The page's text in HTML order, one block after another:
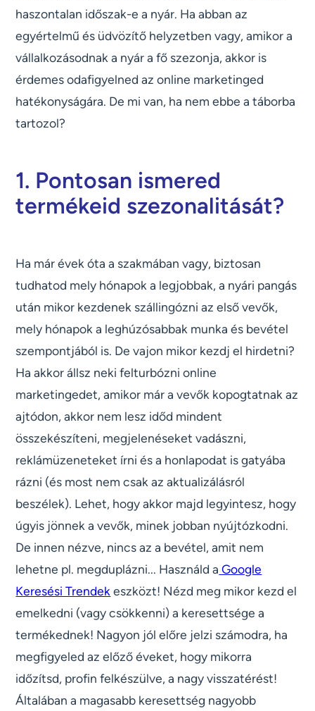
haszontalan időszak-e a nyár. Ha abban az
egyértelmű és üdvözítő helyzetben vagy, amikor a
vállalkozásodnak a nyár a fő szezonja, akkor is
érdemes odafigyelned az online marketinged
hatékonyságára. De mi van, ha nem ebbe a táborba
tartozol?
1. Pontosan ismered
termékeid szezonalitását?
Ha már évek óta a szakmában vagy, biztosan
tudhatod mely hónapok a legjobbak, a nyári pangás
után mikor kezdenek szállingózni az első vevők,
mely hónapok a leghúzósabbak munka és bevétel
szempontjából is. De vajon mikor kezdj el hirdetni?
Ha akkor állsz neki felturbózni online
marketingedet, amikor már a vevők kopogtatnak az
ajtódon, akkor nem lesz időd mindent
összekészíteni, megjelenéseket vadászni,
reklámüzeneteket írni és a honlapodat is gatyába
rázni (és most nem csak az aktualizálásról
beszélek). Lehet, hogy akkor majd legyintesz, hogy
úgyis jönnek a vevők, minek jobban nyújtózkodni.
De innen nézve, nincs az a bevétel, amit nem
lehetne pl. megduplázni... Használd a Google
Keresési Trendek eszközt! Nézd meg mikor kezd el
emelkedni (vagy csökkenni) a keresettsége a
termékednek! Nagyon jól előre jelzi számodra, ha
megfigyeled az előző éveket, hogy mikorra
időzítsd, profin felkészülve, a nagy visszatérést!
Általában a magasabb keresettség nagyobb